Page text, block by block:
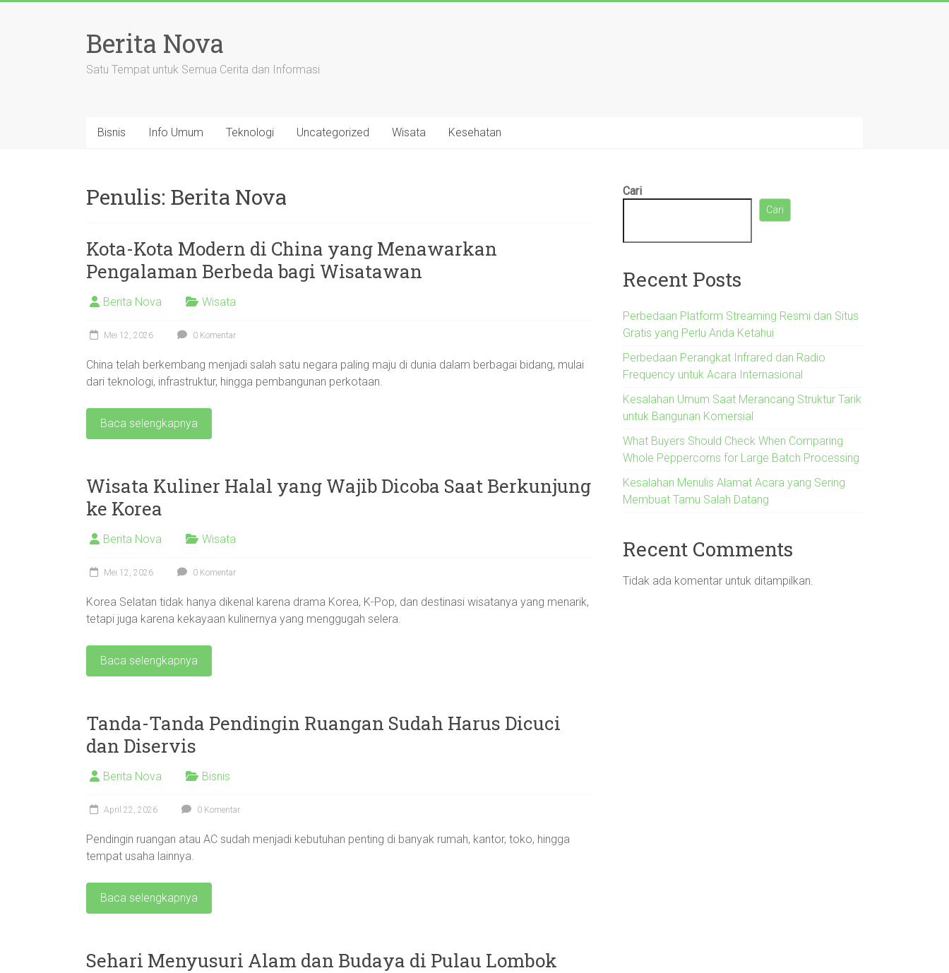
Berita Nova
Satu Tempat untuk Semua Cerita dan Informasi
Bisnis Info Umum Teknologi Uncategorized Wisata Kesehatan
Penulis: Berita Nova
Kota-Kota Modern di China yang Menawarkan
Pengalaman Berbeda bagi Wisatawan
Berita Nova Wisata
Mei 12, 2026 0 Komentar
China telah berkembang menjadi salah satu negara paling maju di dunia dalam berbagai bidang, mulai
dari teknologi, infrastruktur, hingga pembangunan perkotaan.
Baca selengkapnya
Wisata Kuliner Halal yang Wajib Dicoba Saat Berkunjung
ke Korea
Berita Nova Wisata
Mei 12, 2026 0 Komentar
Korea Selatan tidak hanya dikenal karena drama Korea, K-Pop, dan destinasi wisatanya yang menarik,
tetapi juga karena kekayaan kulinernya yang menggugah selera.
Baca selengkapnya
Tanda-Tanda Pendingin Ruangan Sudah Harus Dicuci
dan Diservis
Berita Nova Bisnis
April 22, 2026 0 Komentar
Pendingin ruangan atau AC sudah menjadi kebutuhan penting di banyak rumah, kantor, toko, hingga
tempat usaha lainnya.
Baca selengkapnya
Sehari Menyusuri Alam dan Budaya di Pulau Lombok
Cari
Cari
Recent Posts
Perbedaan Platform Streaming Resmi dan Situs
Gratis yang Perlu Anda Ketahui
Perbedaan Perangkat Infrared dan Radio
Frequency untuk Acara Internasional
Kesalahan Umum Saat Merancang Struktur Tarik
untuk Bangunan Komersial
What Buyers Should Check When Comparing
Whole Peppercorns for Large Batch Processing
Kesalahan Menulis Alamat Acara yang Sering
Membuat Tamu Salah Datang
Recent Comments
Tidak ada komentar untuk ditampilkan.